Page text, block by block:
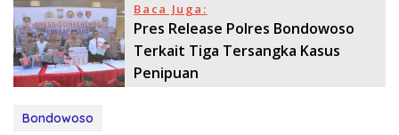
Baca Juga:
Pres Release Polres Bondowoso
Terkait Tiga Tersangka Kasus
Penipuan
Bondowoso